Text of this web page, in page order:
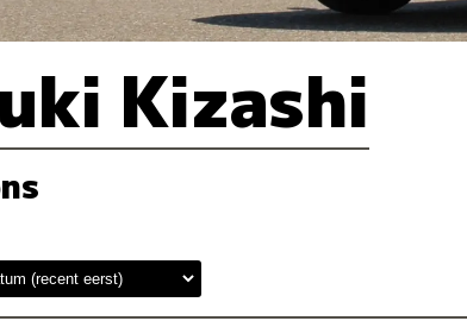
Kizashi